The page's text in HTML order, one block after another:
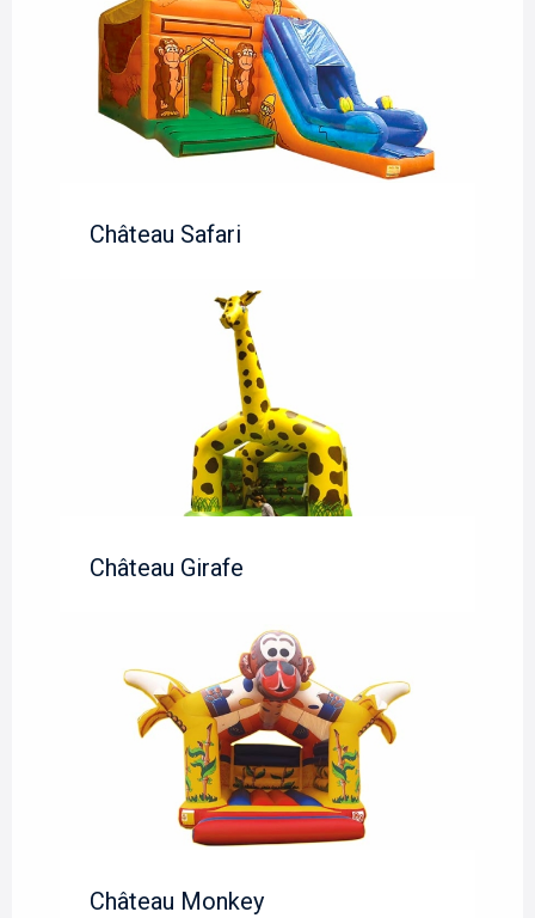
Château Safari
Château Girafe
Château Monkey